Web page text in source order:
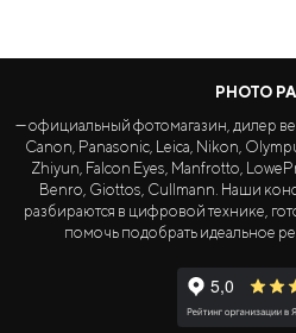
PHOTO
— официальный фотомагазин, дилер
Canon, Panasonic, Leica, Nikon,
Zhiyun, Falcon Eyes, Manfrotto,
Benro, Giottos, Cullmann. Наши
разбираются в цифровой технике,
помочь подобрать идеальное